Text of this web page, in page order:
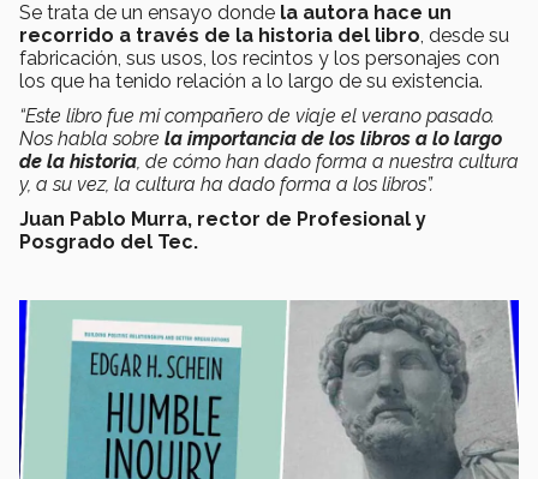
Se trata de un ensayo donde la autora hace un
recorrido a través de la historia del libro, desde su
fabricación, sus usos, los recintos y los personajes con
los que ha tenido relación a lo largo de su existencia.
“Este libro fue mi compañero de viaje el verano pasado.
Nos habla sobre la importancia de los libros a lo largo
de la historia, de cómo han dado forma a nuestra cultura
y, a su vez, la cultura ha dado forma a los libros”.
Juan Pablo Murra, rector de Profesional y
Posgrado del Tec.